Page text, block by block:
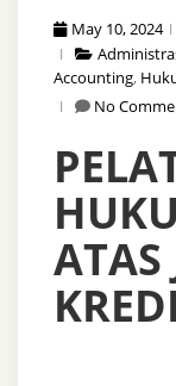
May 10, 2024
Accounting,
No